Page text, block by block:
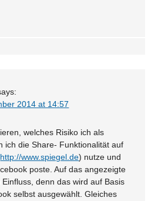
2014 at 14:57
welches Risiko ich als
ich die Share- Funktionalität auf
http://www.spiegel.de) nutze und
poste. Auf das angezeigte
denn das wird auf Basis
selbst ausgewählt. Gleiches